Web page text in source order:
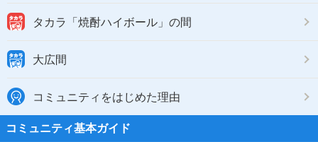
タカラ「焼酎ハイボール」の間
大広間
コミュニティをはじめた理由
コミュニティ基本ガイド